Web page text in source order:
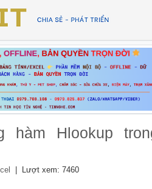
hàm Hlookup
| Lượt xem: 7460